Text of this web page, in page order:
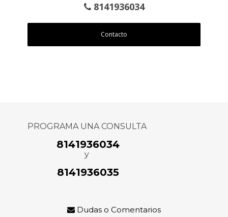
8141936034
Contacto
PROGRAMA UNA CONSULTA
8141936034
y
8141936035
Dudas o Comentarios